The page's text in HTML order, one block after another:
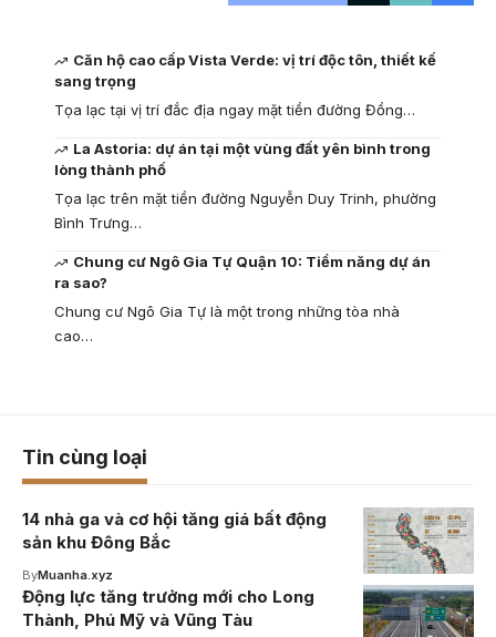
Căn hộ cao cấp Vista Verde: vị trí độc tôn, thiết kế
sang trọng
Tọa lạc tại vị trí đắc địa ngay mặt tiền đường Đồng…
La Astoria: dự án tại một vùng đất yên bình trong
lòng thành phố
Tọa lạc trên mặt tiền đường Nguyễn Duy Trinh, phường
Bình Trưng…
Chung cư Ngô Gia Tự Quận 10: Tiềm năng dự án
ra sao?
Chung cư Ngô Gia Tự là một trong những tòa nhà
cao…
Tin cùng loại
14 nhà ga và cơ hội tăng giá bất động
sản khu Đông Bắc
ByMuanha.xyz
Động lực tăng trưởng mới cho Long
Thành, Phú Mỹ và Vũng Tàu